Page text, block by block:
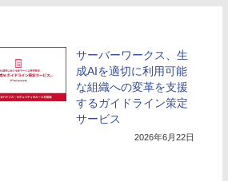
サーバーワークス、生
成AIを適切に利用可能
な組織への変革を支援
するガイドライン策定
サービス
2026年6月22日